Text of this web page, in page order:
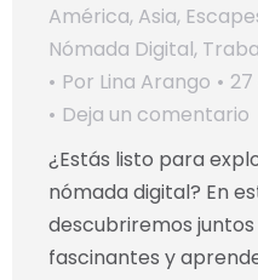
América, Asia,
Nómada Digital,
Por Lina Arango
Deja un comentario
¿Estás listo para
nómada digital? En
descubriremos
fascinantes y